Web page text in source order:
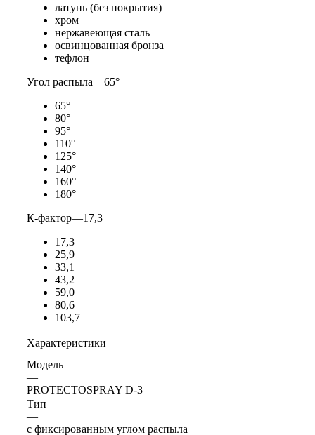
латунь (без покрытия)
хром
нержавеющая сталь
освинцованная бронза
тефлон
Угол распыла—65°
65°
80°
95°
110°
125°
140°
160°
180°
К-фактор—17,3
17,3
25,9
33,1
43,2
59,0
80,6
103,7
Характеристики
Модель
—
PROTECTOSPRAY D-3
Тип
—
с фиксированным углом распыла